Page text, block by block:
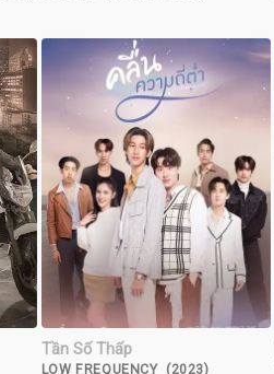
Tần Số Thấp
LOW FREQUENCY (2023)